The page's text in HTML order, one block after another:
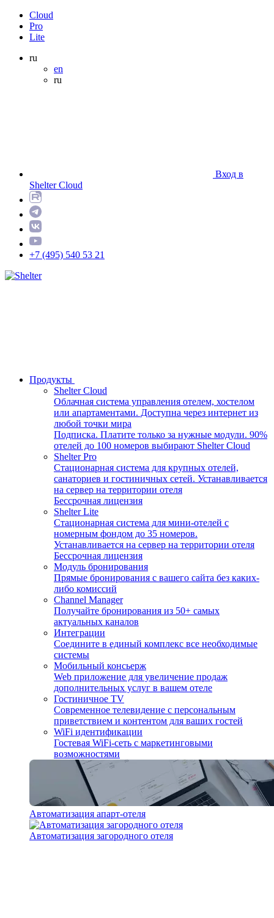
Cloud
Pro
Lite
ru
en
ru
Вход в
Shelter Cloud
+7 (495) 540 53 21
Продукты
Shelter Cloud
Облачная система управления отелем, хостелом
или апартаментами. Доступна через интернет из
любой точки мира
Подписка. Платите только за нужные модули. 90%
отелей до 100 номеров выбирают Shelter Cloud
Shelter Pro
Стационарная система для крупных отелей,
санаториев и гостиничных сетей. Устанавливается
на сервер на территории отеля
Бессрочная лицензия
Shelter Lite
Стационарная система для мини-отелей с
номерным фондом до 35 номеров.
Устанавливается на сервер на территории отеля
Бессрочная лицензия
Модуль бронирования
Прямые бронирования с вашего сайта без каких-
либо комиссий
Channel Manager
Получайте бронирования из 50+ самых
актуальных каналов
Интеграции
Соедините в единый комплекс все необходимые
системы
Мобильный консьерж
Web приложение для увеличение продаж
дополнительных услуг в вашем отеле
Гостиничное TV
Современное телевидение с персональным
приветствием и контентом для ваших гостей
WiFi идентификации
Гостевая WiFi-сеть с маркетинговыми
возможностями
Автоматизация апарт-отеля
Автоматизация загородного отеля